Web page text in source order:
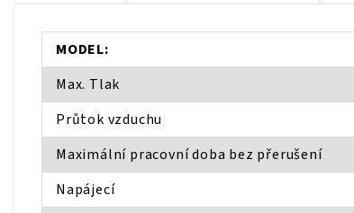
MODEL:
Max. Tlak
Průtok vzduchu
Maximální pracovní doba bez přerušení
Napájecí